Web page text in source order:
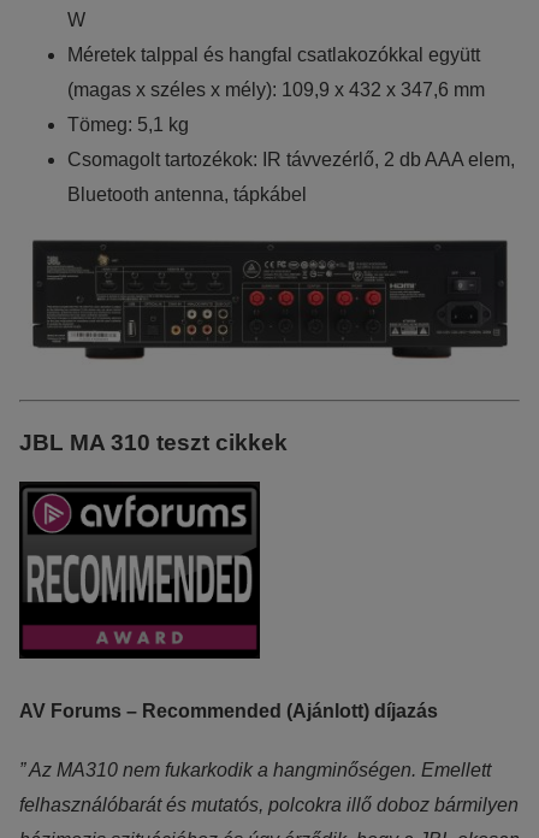
W
Méretek talppal és hangfal csatlakozókkal együtt
(magas x széles x mély): 109,9 x 432 x 347,6 mm
Tömeg: 5,1 kg
Csomagolt tartozékok: IR távvezérlő, 2 db AAA elem,
Bluetooth antenna, tápkábel
JBL MA 310 teszt cikkek
AV Forums – Recommended (Ajánlott) díjazás
” Az MA310 nem fukarkodik a hangminőségen. Emellett
felhasználóbarát és mutatós, polcokra illő doboz bármilyen